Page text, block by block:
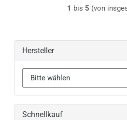
1 bis 5 (von
Hersteller
Schnellkauf